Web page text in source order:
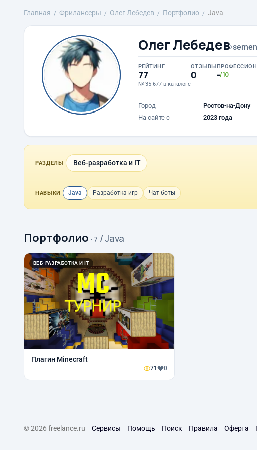
Главная Фрилансеры Олег Лебедев Портфолио Java
Олег Лебедев›
РЕЙТИНГ
77
№ 35 677 в каталоге
ОТЗЫВЫ
0 -/10
Город
Ростов-на-Дону
На сайте с
2023 года
РАЗДЕЛЫ Веб-разработка и IT
НАВЫКИ Java Разработка игр Чат-боты
Портфолио · 7 / Java
ВЕБ-РАЗРАБОТКА И IT
Плагин Minecraft
71 0
© 2026 freelance.ru Сервисы Помощь Поиск Правила Оферта